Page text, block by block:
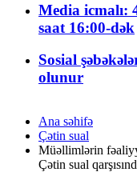
Media icmalı:
saat 16:00-dək
Sosial
olunur
Ana səhifə
Çətin sual
Müəllimlərin
Çətin sual